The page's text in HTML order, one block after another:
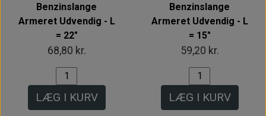
Benzinslange
Armeret Udvendig - L
= 22"
68,80 kr.
LÆG I KURV
Benzinslange
Armeret Udvendig - L
= 15"
59,20 kr.
LÆG I KURV